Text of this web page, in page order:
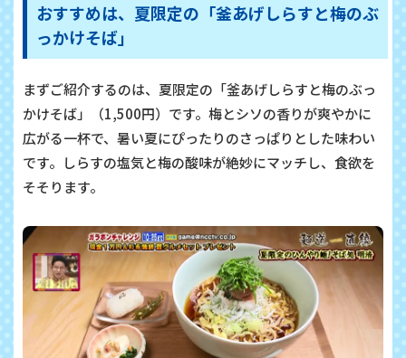
おすすめは、 夏限定の「釜あげしらすと梅のぶ
っかけそば」
まずご紹介するのは、夏限定の「釜あげしらすと梅のぶっ
かけそば」（1,500円）です。梅とシソの香りが爽やかに
広がる一杯で、暑い夏にぴったりのさっぱりとした味わい
です。しらすの塩気と梅の酸味が絶妙にマッチし、食欲を
そそります。